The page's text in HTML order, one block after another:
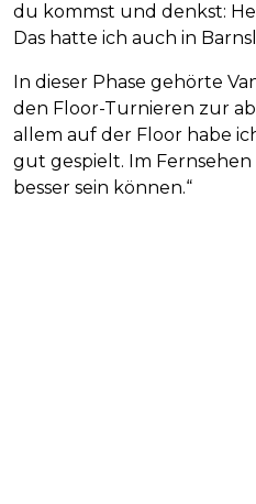
du kommst und denkst:
Das hatte ich auch in
In dieser Phase gehörte
den Floor-Turnieren zur
allem auf der Floor habe
gut gespielt. Im
besser sein können.“